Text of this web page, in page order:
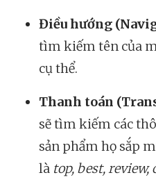
Điều hướng
tìm kiếm tên của
cụ thể.
Thanh toán
sẽ tìm kiếm các
sản phẩm họ sắp
là top, best,